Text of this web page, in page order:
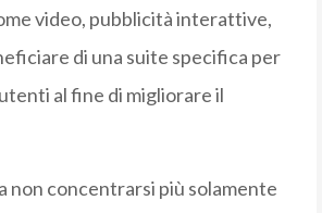
video, pubblicità interattive,
di una suite specifica per
al fine di migliorare il
a non concentrarsi più solamente